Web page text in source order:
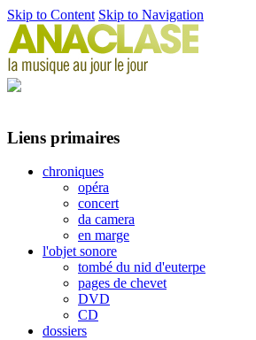
Skip to Content Skip to Navigation
Liens primaires
chroniques
opéra
concert
da camera
en marge
l'objet sonore
tombé du nid d'euterpe
pages de chevet
DVD
CD
dossiers